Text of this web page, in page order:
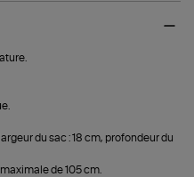
du sac : 18 cm, profondeur du
de 105 cm.